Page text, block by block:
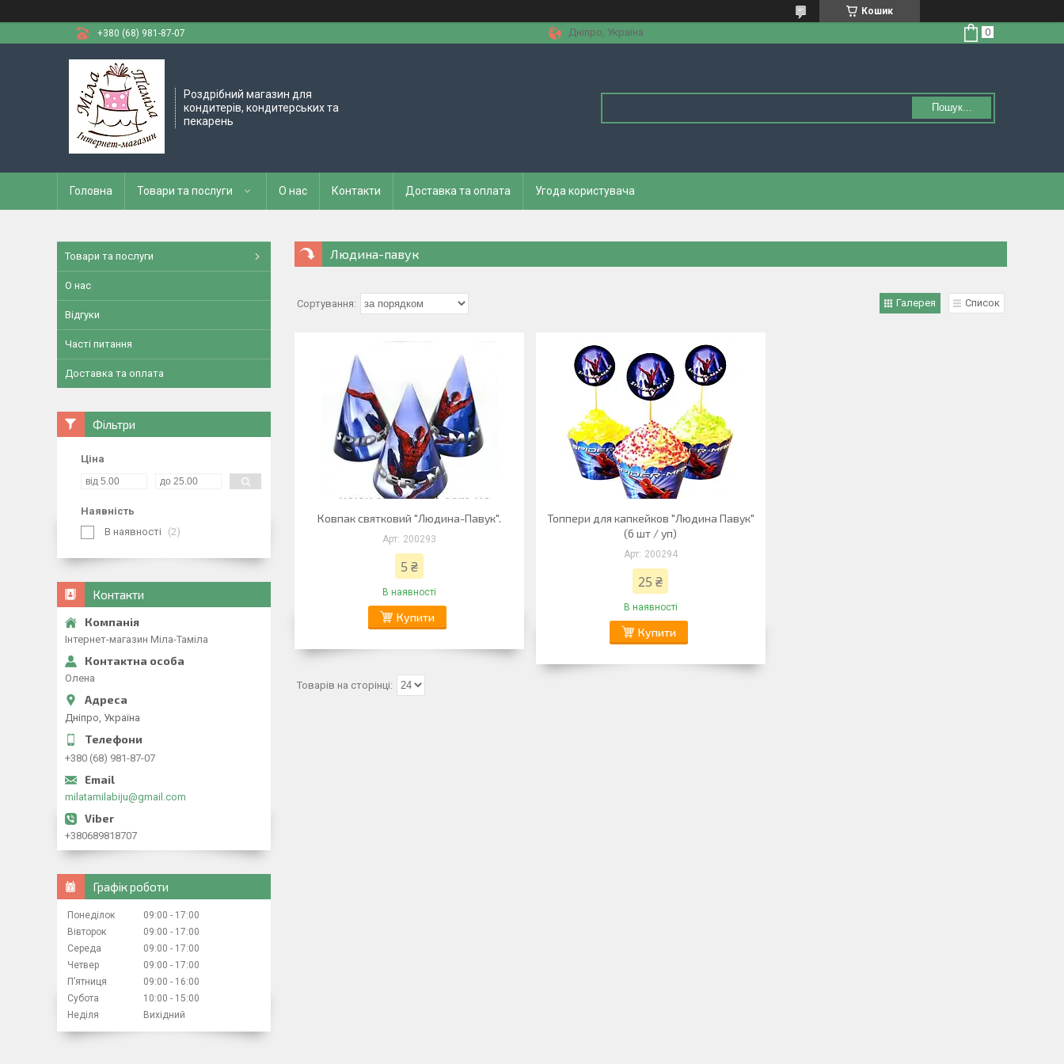
Кошик
+380 (68) 981-87-07
Дніпро, Україна
Роздрібний магазин для
кондитерів, кондитерських та
пекарень
Пошук...
Головна Товари та послуги О нас Контакти Доставка та оплата Угода користувача
Людина-павук
Галерея Список
Ковпак святковий "Людина-Павук".
200293
5 ₴
В наявності
Купити
Топпери для капкейков "Людина Павук"
(6 шт / уп)
200294
25 ₴
В наявності
Купити
Товари та послуги
О нас
Відгуки
Часті питання
Доставка та оплата
Фільтри
Ціна
Наявність
В наявності
2
Контакти
Інтернет-магазин Міла-Таміла
Олена
Дніпро, Україна
+380 (68) 981-87-07
milatamilabiju@gmail.com
+380689818707
Графік роботи
Понеділок 09:00
17:00
Вівторок
09:00
17:00
Середа
09:00
17:00
Четвер
09:00
17:00
Пʼятниця
09:00
16:00
Субота
10:00
15:00
Неділя
Вихідний